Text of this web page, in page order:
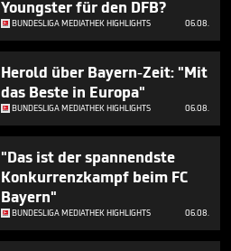
Youngster für den DFB?
BUNDESLIGA MEDIATHEK HIGHLIGHTS 06.08.
Herold über Bayern-Zeit: "Mit
das Beste in Europa"
BUNDESLIGA MEDIATHEK HIGHLIGHTS 06.08.
"Das ist der spannendste
Konkurrenzkampf beim FC
Bayern"
BUNDESLIGA MEDIATHEK HIGHLIGHTS 06.08.